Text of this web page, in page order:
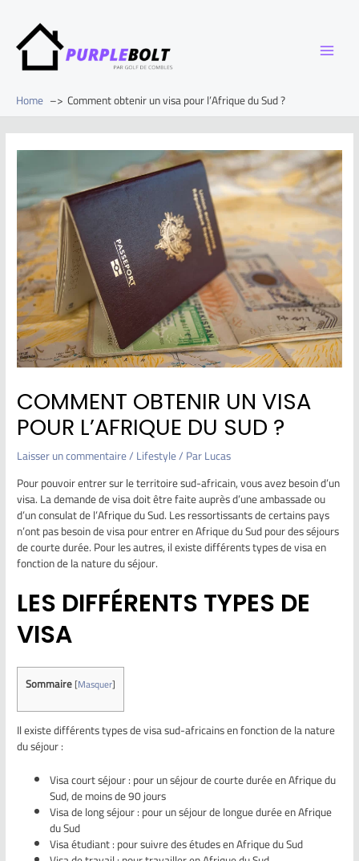
Home Comment obtenir un visa pour l’Afrique du Sud ?
COMMENT OBTENIR UN VISA
POUR L’AFRIQUE DU SUD ?
Laisser un commentaire/Lifestyle/ ParLucas
Pour pouvoir entrer sur le territoire sud-africain, vous avez besoin d’un
visa. La demande de visa doit être faite auprès d’une ambassade ou
d’un consulat de l’Afrique du Sud. Les ressortissants de certains pays
n’ont pas besoin de visa pour entrer en Afrique du Sud pour des séjours
de courte durée. Pour les autres, il existe différents types de visa en
fonction de la nature du séjour.
LES DIFFÉRENTS TYPES DE
VISA
Sommaire[Masquer]
Il existe différents types de visa sud-africains en fonction de la nature
du séjour :
Visa court séjour : pour un séjour de courte durée en Afrique du
Sud, de moins de 90 jours
Visa de long séjour : pour un séjour de longue durée en Afrique
du Sud
Visa étudiant : pour suivre des études en Afrique du Sud